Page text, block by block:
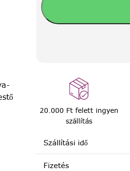
20.000 Ft felett ingyen
szállítás
Szállítási idő
Fizetés